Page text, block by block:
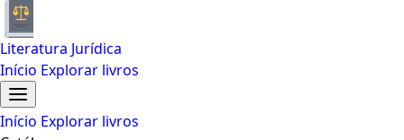
Literatura Jurídica
Início Explorar livros
Início Explorar livros